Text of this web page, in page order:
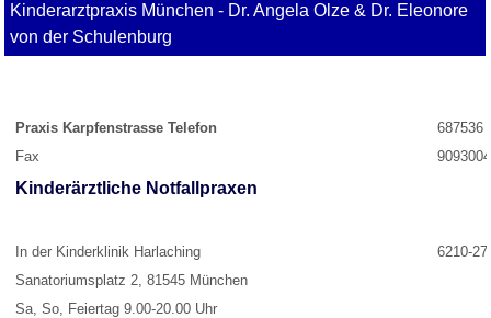
Kinderarztpraxis München - Dr. Angela Olze & Dr. Eleonore
von der Schulenburg
Praxis Karpfenstrasse Telefon
687536
Fax
Kinderärztliche Notfallpraxen
In der Kinderklinik Harlaching
6210-
Sanatoriumsplatz 2, 81545 München
Sa, So, Feiertag 9.00-20.00 Uhr